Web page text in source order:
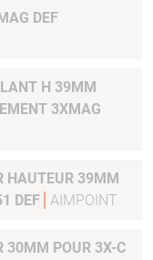
DEF
39MM
3XMAG
DEF AIMPOINT
30MM POUR 3X-C